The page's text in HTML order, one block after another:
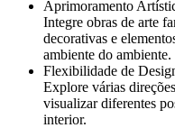
Aprimoramento
Integre obras de arte
decorativas e
ambiente do ambiente.
Flexibilidade de
Explore várias
visualizar diferentes
interior.